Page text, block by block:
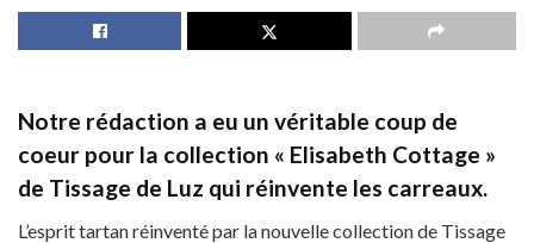
Notre rédaction a eu un véritable coup de
coeur pour la collection « Elisabeth Cottage »
de Tissage de Luz qui réinvente les carreaux.
L’esprit tartan réinventé par la nouvelle collection de Tissage